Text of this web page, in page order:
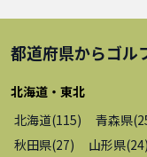
都道府県からゴル
北海道・東北
北海道(115) 青森県(
秋田県(27) 山形県(24)